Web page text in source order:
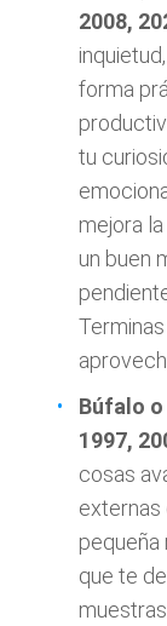
2008,
forma
tu
mejora
un buen
Búfalo o
1997,
cosas
externas
que te